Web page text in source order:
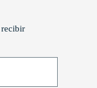
recibir